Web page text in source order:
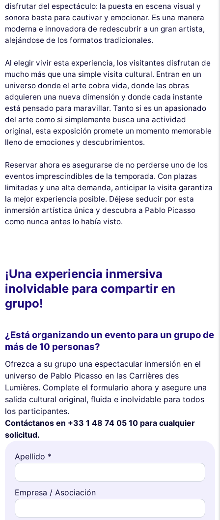
disfrutar del espectáculo: la puesta en escena visual y
sonora basta para cautivar y emocionar. Es una manera
moderna e innovadora de redescubrir a un gran artista,
alejándose de los formatos tradicionales.
Al elegir vivir esta experiencia, los visitantes disfrutan de
mucho más que una simple visita cultural. Entran en un
universo donde el arte cobra vida, donde las obras
adquieren una nueva dimensión y donde cada instante
está pensado para maravillar. Tanto si es un apasionado
del arte como si simplemente busca una actividad
original, esta exposición promete un momento memorable
lleno de emociones y descubrimientos.
Reservar ahora es asegurarse de no perderse uno de los
eventos imprescindibles de la temporada. Con plazas
limitadas y una alta demanda, anticipar la visita garantiza
la mejor experiencia posible. Déjese seducir por esta
inmersión artística única y descubra a Pablo Picasso
como nunca antes lo había visto.
¡Una experiencia inmersiva
inolvidable para compartir en
grupo!
¿Está organizando un evento para un grupo de
más de 10 personas?
Ofrezca a su grupo una espectacular inmersión en el
universo de Pablo Picasso en las Carrières des
Lumières. Complete el formulario ahora y asegure una
salida cultural original, fluida e inolvidable para todos
los participantes.
Contáctanos en +33 1 48 74 05 10 para cualquier
solicitud.
Apellido *
Empresa / Asociación